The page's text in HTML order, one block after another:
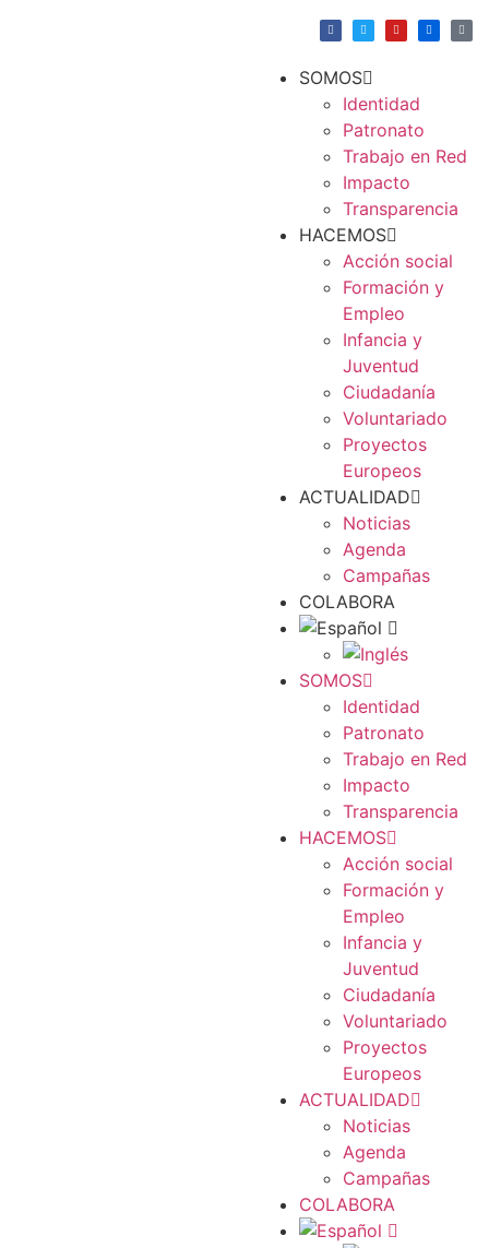
SOMOS
Identidad
Patronato
Trabajo en Red
Impacto
Transparencia
HACEMOS
Acción social
Formación y
Empleo
Infancia y
Juventud
Ciudadanía
Voluntariado
Proyectos
Europeos
ACTUALIDAD
Noticias
Agenda
Campañas
COLABORA
SOMOS
Identidad
Patronato
Trabajo en Red
Impacto
Transparencia
HACEMOS
Acción social
Formación y
Empleo
Infancia y
Juventud
Ciudadanía
Voluntariado
Proyectos
Europeos
ACTUALIDAD
Noticias
Agenda
Campañas
COLABORA